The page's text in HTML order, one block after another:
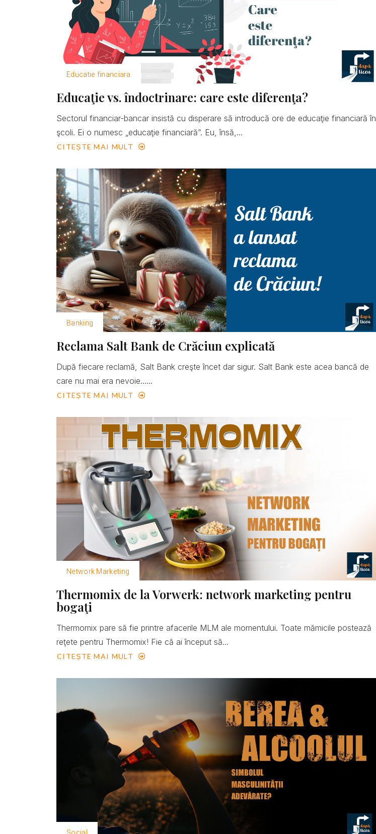
Educatie financiara
Educaţie vs. îndoctrinare: care este diferenţa?
Sectorul financiar-bancar insistă cu disperare să introducă ore de educaţie financiară în
şcoli. Ei o numesc „educaţie financiară”. Eu, însă,...
CITEȘTE MAI MULT
Banking
Reclama Salt Bank de Crăciun explicată
După fiecare reclamă, Salt Bank creşte încet dar sigur. Salt Bank este acea bancă de
care nu mai era nevoie......
CITEȘTE MAI MULT
Network Marketing
Thermomix de la Vorwerk: network marketing pentru
bogaţi
Thermomix pare să fie printre afacerile MLM ale momentului. Toate mămicile postează
reţete pentru Thermomix! Fie că ai început să...
CITEȘTE MAI MULT